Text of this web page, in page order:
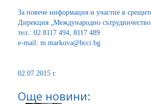
За повече информация и участие в
Дирекция „Международно
тел.: 02 8117 494, 8117 489
e-mail: m.markova@bcci.bg
02.07.2015 г.
Още новини: